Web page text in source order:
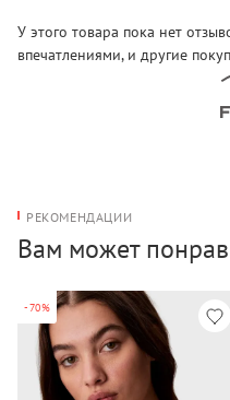
У этого товара пока нет
впечатлениями, и другие
РЕКОМЕНДАЦИИ
Вам может
-70%